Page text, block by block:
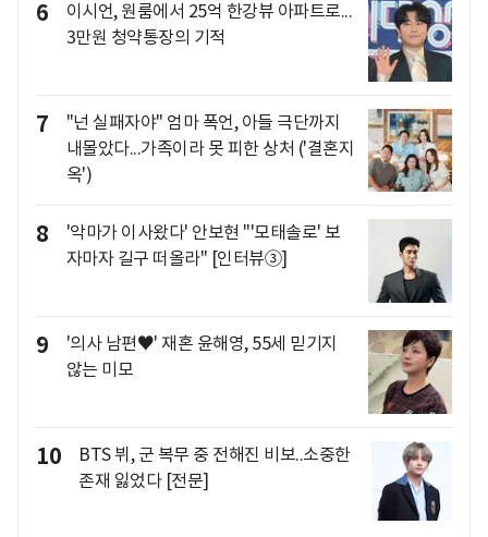
6
이시언, 원룸에서 25억 한강뷰 아파트로...
3만원 청약통장의 기적
7
"넌 실패자야" 엄마 폭언, 아들 극단까지
내몰았다...가족이라 못 피한 상처 ('결혼지
옥')
8
'악마가 이사왔다' 안보현 "'모태솔로' 보
자마자 길구 떠올라" [인터뷰③]
9
'의사 남편♥' 재혼 윤해영, 55세 믿기지
않는 미모
10
BTS 뷔, 군 복무 중 전해진 비보..소중한
존재 잃었다 [전문]